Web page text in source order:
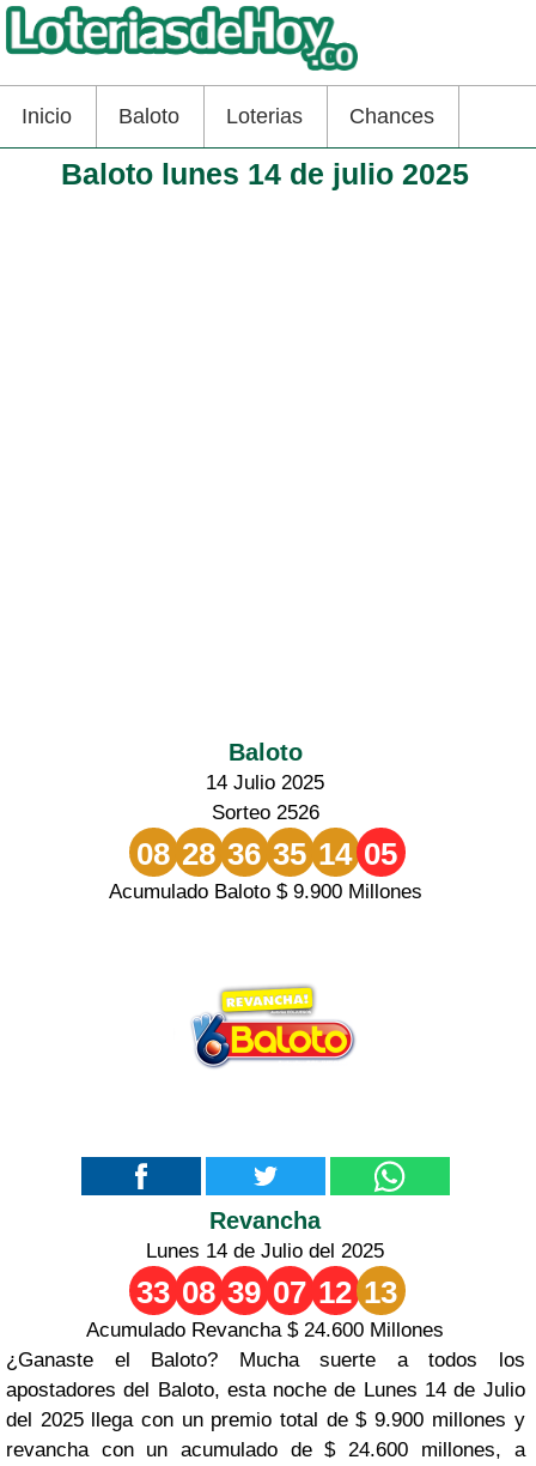
Inicio Baloto Loterias Chances
Baloto lunes 14 de julio 2025
Baloto
14 Julio 2025
Sorteo 2526
08 28 36 35 14 05
Acumulado Baloto $ 9.900 Millones
Revancha
Lunes 14 de Julio del 2025
33 08 39 07 12 13
Acumulado Revancha $ 24.600 Millones
¿Ganaste el Baloto? Mucha suerte a todos los
apostadores del Baloto, esta noche de Lunes 14 de Julio
del 2025 llega con un premio total de $ 9.900 millones y
revancha con un acumulado de $ 24.600 millones, a